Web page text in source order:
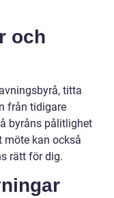
och
titta
från tidigare
byråns pålitlighet
möte kan också
rätt för dig.